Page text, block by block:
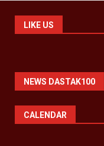
LIKE US
NEWS DASTAK100
CALENDAR